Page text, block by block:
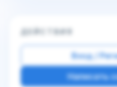
ДЕЙСТВИЯ
Вход /
Написать